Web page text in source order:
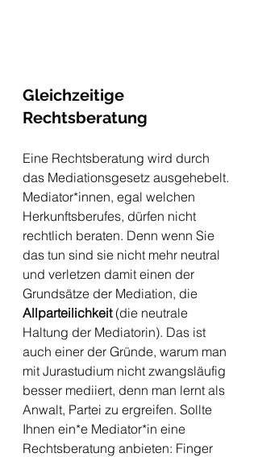
Gleichzeitige
Rechtsberatung
Eine Rechtsberatung wird durch
das Mediationsgesetz ausgehebelt.
Mediator*innen, egal welchen
Herkunftsberufes, dürfen nicht
rechtlich beraten. Denn wenn Sie
das tun sind sie nicht mehr neutral
und verletzen damit einen der
Grundsätze der Mediation, die
Allparteilichkeit (die neutrale
Haltung der Mediatorin). Das ist
auch einer der Gründe, warum man
mit Jurastudium nicht zwangsläufig
besser mediiert, denn man lernt als
Anwalt, Partei zu ergreifen. Sollte
Ihnen ein*e Mediator*in eine
Rechtsberatung anbieten: Finger